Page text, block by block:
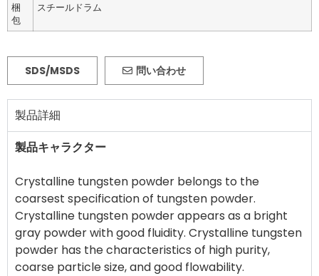
梱
包
スチールドラム
SDS/MSDS 問い合わせ
製品詳細
製品キャラクター
Crystalline tungsten powder belongs to the
coarsest specification of tungsten powder.
Crystalline tungsten powder appears as a bright
gray powder with good fluidity. Crystalline tungsten
powder has the characteristics of high purity,
coarse particle size, and good flowability.